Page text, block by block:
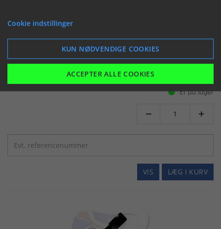
Varenummer: 3/60087B
Powerhose plus brake parts.
45°Banjo
98,30 kr.
Er på lager
 
LÆG I KURV
VIS
Cookie indstillinger
KUN NØDVENDIGE COOKIES
ACCEPTER ALLE COOKIES